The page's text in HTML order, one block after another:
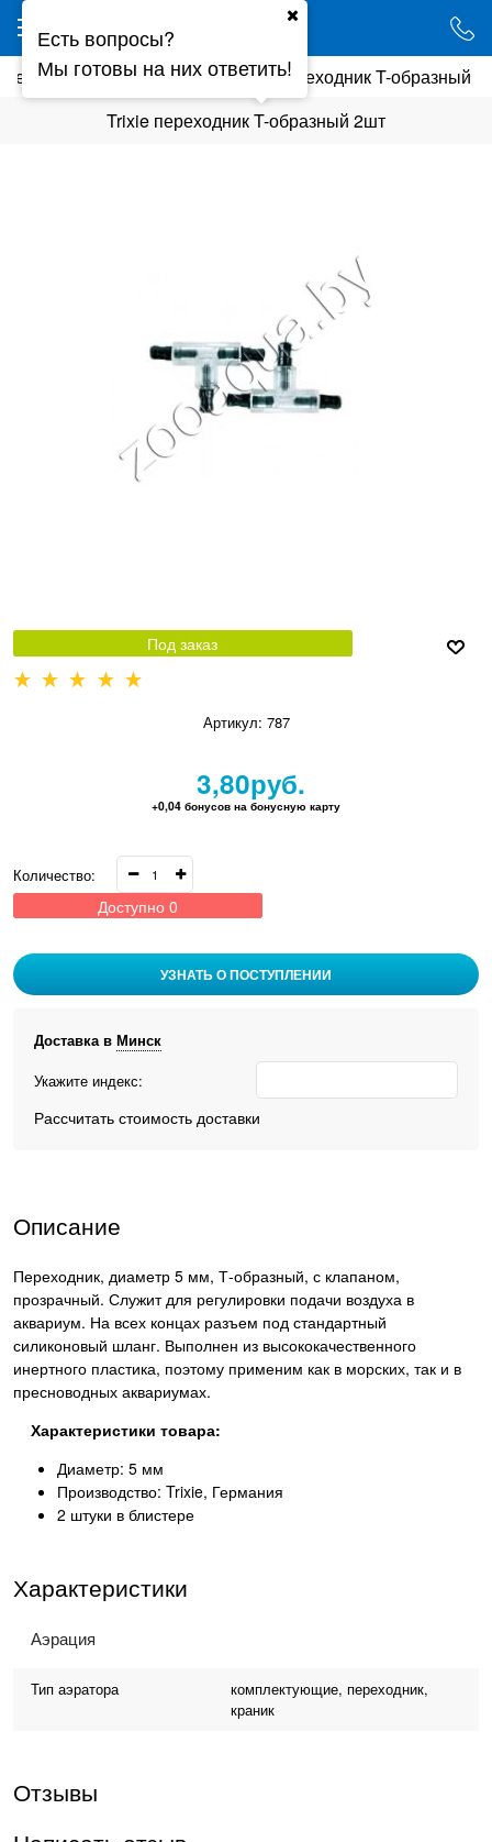
Аэрация
Trixie переходник T-образный
Trixie переходник T-образный 2шт
Под заказ
Артикул: 787
3,80руб.
+0,04 бонусов на бонусную карту
Количество:
Доступно 0
УЗНАТЬ О ПОСТУПЛЕНИИ
Доставка в Минск
Укажите индекс:
Рассчитать стоимость доставки
Описание
Переходник, диаметр 5 мм, Т-образный, с клапаном,
прозрачный. Служит для регулировки подачи воздуха в
аквариум. На всех концах разъем под стандартный
силиконовый шланг. Выполнен из высококачественного
инертного пластика, поэтому применим как в морских, так и в
пресноводных аквариумах.
Характеристики товара:
Диаметр: 5 мм
Производство: Trixie, Германия
2 штуки в блистере
Характеристики
Аэрация
Тип аэратора
комплектующие, переходник,
краник
Отзывы
Есть вопросы?
Мы готовы на них ответить!
Ваш город - Минск,
угадали?
ДА НЕТ